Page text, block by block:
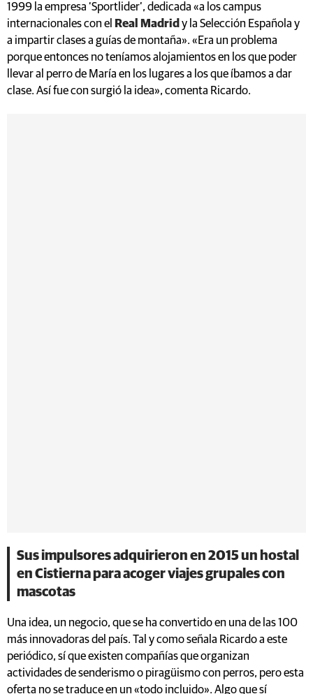
1999 la empresa ‘Sportlider’, dedicada «a los campus
internacionales con el
Real Madrid y la Selección Española y
a impartir clases a guías de montaña». «Era un problema
porque entonces no teníamos alojamientos en los que poder
llevar al perro de María en los lugares a los que íbamos a dar
clase. Así fue con surgió la idea», comenta Ricardo.
Sus impulsores adquirieron en 2015 un hostal
en Cistierna para acoger viajes grupales con
mascotas
Una idea, un negocio, que se ha convertido en una de las 100
más innovadoras del país. Tal y como señala Ricardo a este
periódico, sí que existen compañías que organizan
actividades de senderismo o piragüismo con perros, pero esta
oferta no se traduce en un «todo incluido». Algo que sí